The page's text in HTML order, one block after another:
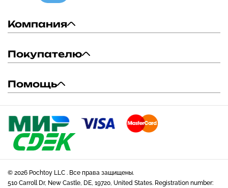
Компания
Покупателю
Помощь
© 2026 Pochtoy LLC . Все права защищены.
510 Carroll Dr, New Castle, DE, 19720, United States. Registration number: